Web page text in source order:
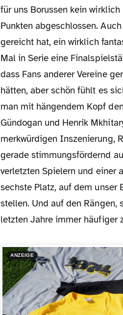
für uns Borussen kein
Punkten abgeschlossen.
gereicht hat, ein wirklich
Mal in Serie eine
dass Fans anderer Vereine
hätten, aber schön fühlt es
man mit hängendem Kopf
Gündogan und Henrik
merkwürdigen Inszenierung,
gerade stimmungsfördernd
verletzten Spielern und einer
sechste Platz, auf dem unser
stellen. Und auf den Rängen,
letzten Jahre immer häufiger
ANZEIGE